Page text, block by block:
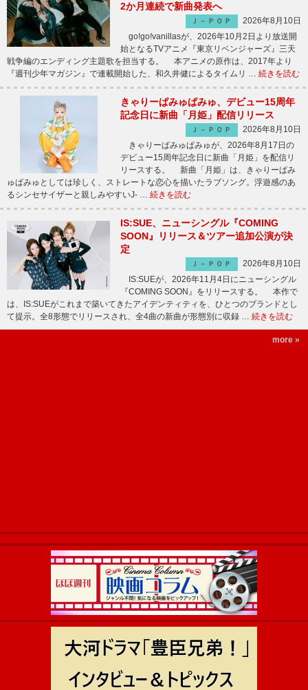
2か月連続で新曲発表へ
Ｊ－ＰＯＰ
2026年8月10日
go!go!vanillasが、2026年10月2日より放送開
始となるTVアニメ『東京リベンジャーズ』三天
戦争編のエンディング主題歌を担当する。 本アニメの原作は、2017年より
『週刊少年マガジン』で連載開始した、和久井健によるタイムリ … 続きを読む
きゃりーぱみゅぱみゅ、デビュー15周年
記念日に新曲「月姫」配信リリース
Ｊ－ＰＯＰ
2026年8月10日
きゃりーぱみゅぱみゅが、2026年8月17日の
デビュー15周年記念日に新曲「月姫」を配信リ
リースする。 新曲「月姫」は、きゃりーぱみ
ゅぱみゅとしては珍しく、ストレートな恋心を描いたラブソング。浮遊感のあ
るシンセサイザーと親しみやすいJ- … 続きを読む
IS:SUE、ニューシングル『COMING
SOON』リリース＆ツアー追加公演が決
定
Ｊ－ＰＯＰ
2026年8月10日
IS:SUEが、2026年11月4日にニューシングル
『COMING SOON』をリリースする。 本作で
は、IS:SUEがこれまで築いてきたアイデンティティを、ひとつのブランドとし
て提示。全8形態でリリースされ、全4曲の新曲が形態別に収録 … 続きを読む
more »